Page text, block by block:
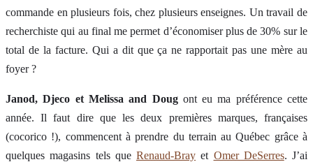
commande en plusieurs fois, chez plusieurs enseignes. Un travail de
recherchiste qui au final me permet d’économiser plus de 30% sur le
total de la facture. Qui a dit que ça ne rapportait pas une mère au
foyer ?
Janod, Djeco et Melissa and Dougont eu ma préférence cette
année. Il faut dire que les deux premières marques, françaises
(cocorico !), commencent à prendre du terrain au Québec grâce à
quelques magasins tels que Renaud-Bray et Omer DeSerres. J’ai